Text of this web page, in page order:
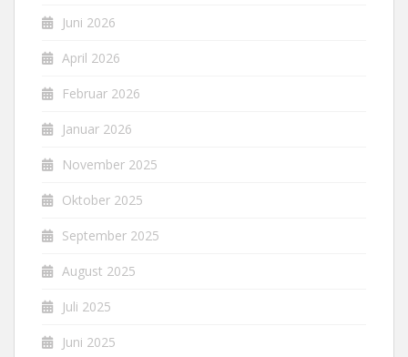
Juni 2026
April 2026
Februar 2026
Januar 2026
November 2025
Oktober 2025
September 2025
August 2025
Juli 2025
Juni 2025